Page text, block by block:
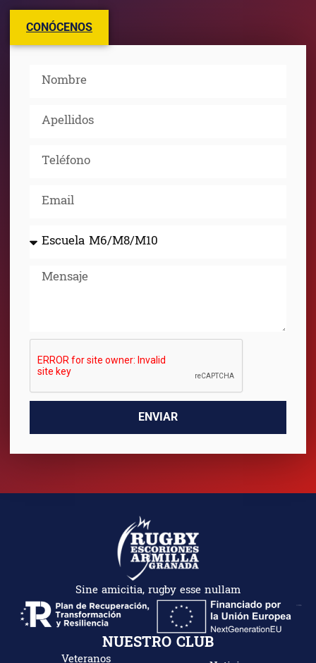
ENVIAR
CONÓCENOS
Sine amicitia, rugby esse nullam
NUESTRO CLUB
Veteranos